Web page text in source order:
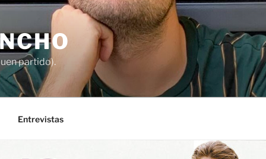
partido).
Entrevistas